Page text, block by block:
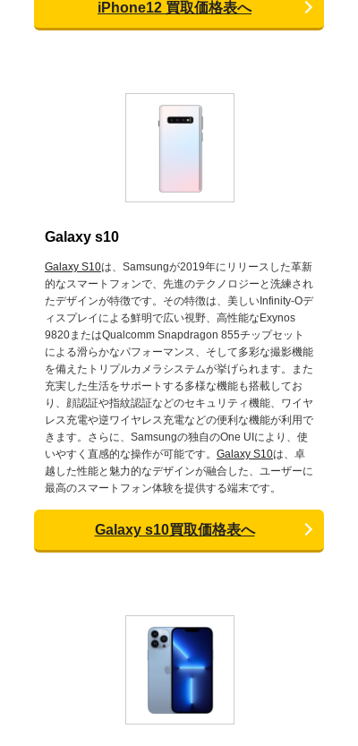
iPhone12 買取価格表へ
Galaxy s10
Galaxy S10は、Samsungが2019年にリリースした革新
的なスマートフォンで、先進のテクノロジーと洗練され
たデザインが特徴です。その特徴は、美しいInfinity-Oデ
ィスプレイによる鮮明で広い視野、高性能なExynos
9820またはQualcomm Snapdragon 855チップセット
による滑らかなパフォーマンス、そして多彩な撮影機能
を備えたトリプルカメラシステムが挙げられます。また
充実した生活をサポートする多様な機能も搭載してお
り、顔認証や指紋認証などのセキュリティ機能、ワイヤ
レス充電や逆ワイヤレス充電などの便利な機能が利用で
きます。さらに、Samsungの独自のOne UIにより、使
いやすく直感的な操作が可能です。 Galaxy S10は、卓
越した性能と魅力的なデザインが融合した、ユーザーに
最高のスマートフォン体験を提供する端末です。
Galaxy s10買取価格表へ